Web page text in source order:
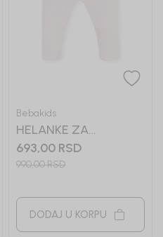
Bebakids
HELANKE ZA
DEVOJČICE BASIC
693,00 RSD
990,00RSD
DODAJ U KORPU